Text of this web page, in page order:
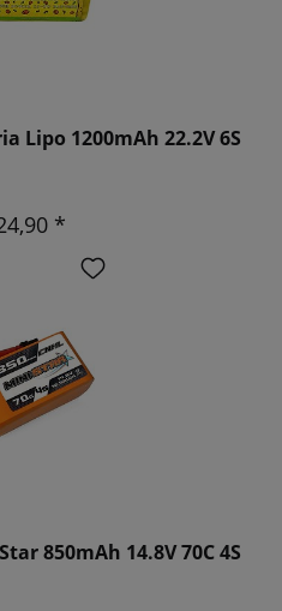
Lipo 1200mAh 22.2V 6S
*
850mAh 14.8V 70C 4S